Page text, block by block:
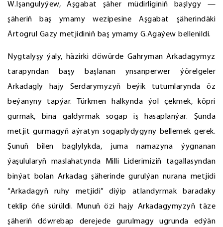
W.Işangulyýew, Aşgabat şäher müdirliginiň başlygy —
şäheriň baş ymamy wezipesine Aşgabat şäherindäki
Ärtogrul Gazy metjidiniň baş ymamy G.Agaýew bellenildi.
Nygtalyşy ýaly, häzirki döwürde Gahryman Arkadagymyz
tarapyndan başy başlanan ynsanperwer ýörelgeler
Arkadagly hajy Serdarymyzyň beýik tutumlarynda öz
beýanyny tapýar. Türkmen halkynda ýol çekmek, köpri
gurmak, bina galdyrmak sogap iş hasaplanýar. Şunda
metjit gurmagyň aýratyn sogaplydygyny bellemek gerek.
Şunuň bilen baglylykda, juma namazyna ýygnanan
ýaşulularyň maslahatynda Milli Liderimiziň tagallasyndan
binýat bolan Arkadag şäherinde gurulýan nurana metjidi
“Arkadagyň ruhy metjidi” diýip atlandyrmak baradaky
teklip öňe sürüldi. Munuň özi hajy Arkadagymyzyň täze
şäheriň döwrebap derejede gurulmagy ugrunda edýän